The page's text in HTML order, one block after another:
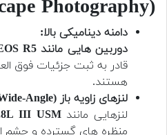
(Landscape Photography)
دامنه دینامیکی بالا:
دوربین هایی مانند EOS R5
قادر به ثبت جزئیات فوق
هستند.
لنزهای زاویه باز (Wide-Angle):
لنزهایی مانندIII USM
منظره های گسترده و چشم